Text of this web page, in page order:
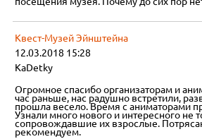
Квест-Музей Эйнштейна
12.03.2018 15:28
KaDetky
Огромное спасибо организаторам и
час раньше, нас радушно встретили,
прошла весело. Время с аниматорами
Узнали много нового и интересного не
сопровождавшие их взрослые.
рекомендуем.